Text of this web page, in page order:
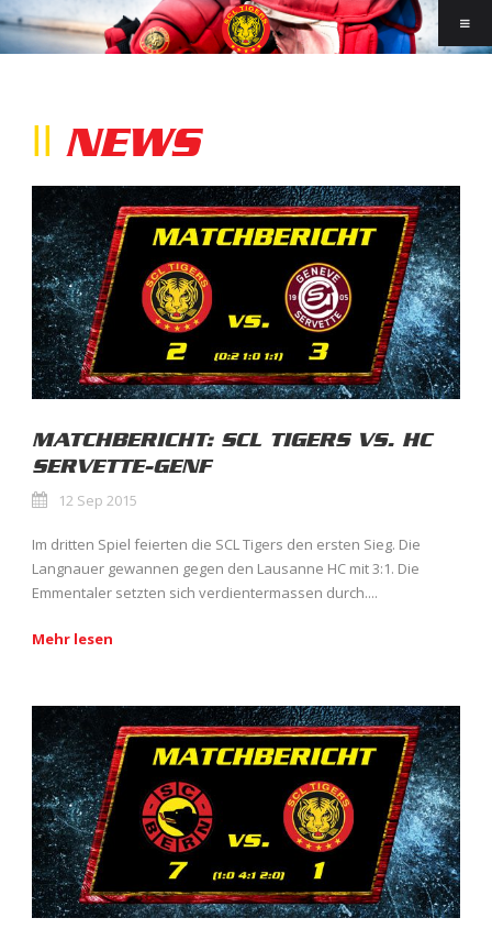
NEWS
MATCHBERICHT: SCL TIGERS VS. HC
SERVETTE-GENF
12 Sep 2015
Im dritten Spiel feierten die SCL Tigers den ersten Sieg. Die
Langnauer gewannen gegen den Lausanne HC mit 3:1. Die
Emmentaler setzten sich verdientermassen durch....
Mehr lesen